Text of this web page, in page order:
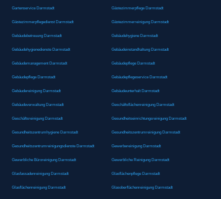
Gartenservice Darmstadt Gästezimmerpflege Darmstadt
Gästezimmerpflegedienst Darmstadt Gästezimmerreinigung Darmstadt
Gebäudebetreuung Darmstadt Gebäudehygiene Darmstadt
Gebäudehygienedienste Darmstadt Gebäudeinstandhaltung Darmstadt
Gebäudemanagement Darmstadt Gebäudepflege Darmstadt
Gebäudepflege Darmstadt Gebäudepflegeservice Darmstadt
Gebäudereinigung Darmstadt Gebäudeunterhalt Darmstadt
Gebäudeverwaltung Darmstadt Geschäftsflächenreinigung Darmstadt
Geschäftsreinigung Darmstadt Gesundheitseinrichtungsreinigung Darmstadt
Gesundheitszentrumhygiene Darmstadt Gesundheitszentrumreinigung Darmstadt
Gesundheitszentrumreinigungsdienste Darmstadt Gewerbereinigung Darmstadt
Gewerbliche Büroreinigung Darmstadt Gewerbliche Reinigung Darmstadt
Glasfassadenreinigung Darmstadt Glasflächenpflege Darmstadt
Glasflächenreinigung Darmstadt Glasoberflächenreinigung Darmstadt